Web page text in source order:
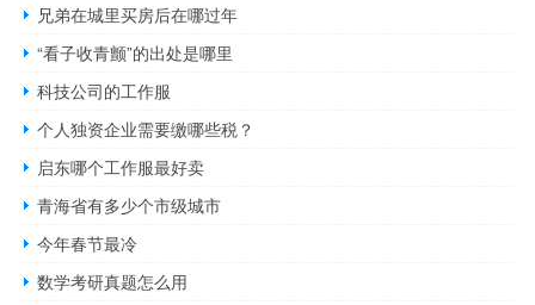
兄弟在城里买房后在哪过年
“看子收青颤”的出处是哪里
科技公司的工作服
个人独资企业需要缴哪些税？
启东哪个工作服最好卖
青海省有多少个市级城市
今年春节最冷
数学考研真题怎么用